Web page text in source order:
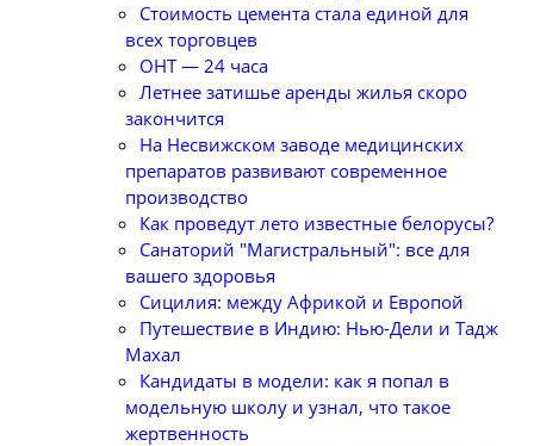
Стоимость цемента стала единой для
всех торговцев
ОНТ — 24 часа
Летнее затишье аренды жилья скоро
закончится
На Несвижском заводе медицинских
препаратов развивают современное
производство
Как проведут лето известные белорусы?
Санаторий "Магистральный": все для
вашего здоровья
Сицилия: между Африкой и Европой
Путешествие в Индию: Нью-Дели и Тадж
Махал
Кандидаты в модели: как я попал в
модельную школу и узнал, что такое
жертвенность